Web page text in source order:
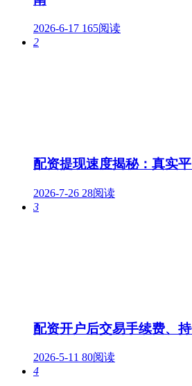
2026-6-17 165阅读
2
配资提现速度揭秘：真实
2026-7-26 28阅读
3
配资开户后交易手续费、
2026-5-11 80阅读
4